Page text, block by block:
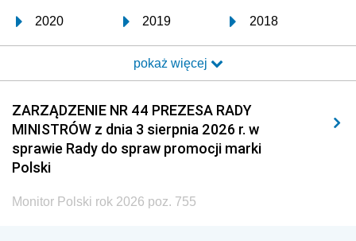
2020 2019 2018
2017 2016 2015
2014 2013 2012
2011 2010 2009
2008 2007 2006
2005
pokaż więcej
ZARZĄDZENIE NR 44 PREZESA RADY
MINISTRÓW z dnia 3 sierpnia 2026 r. w
sprawie Rady do spraw promocji marki
Polski
Monitor Polski rok 2026 poz. 755